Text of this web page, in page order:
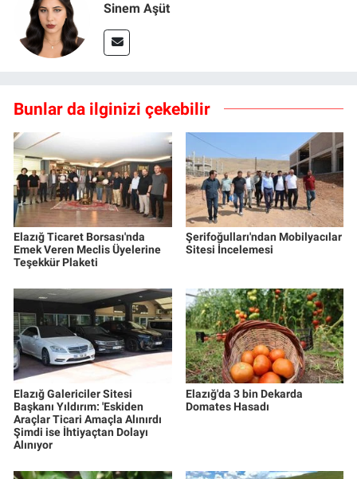
Sinem Aşüt
Bunlar da ilginizi çekebilir
Elazığ Ticaret Borsası'nda
Emek Veren Meclis Üyelerine
Teşekkür Plaketi
Şerifoğulları'ndan Mobilyacılar
Sitesi İncelemesi
Elazığ Galericiler Sitesi
Başkanı Yıldırım: 'Eskiden
Araçlar Ticari Amaçla Alınırdı
Şimdi ise İhtiyaçtan Dolayı
Alınıyor
Elazığ'da 3 bin Dekarda
Domates Hasadı